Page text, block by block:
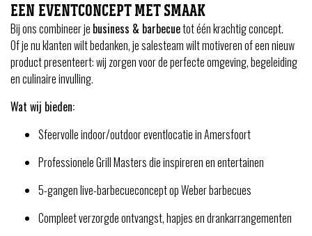
EEN EVENTCONCEPT MET SMAAK
Bij ons combineer je business & barbecuetot één krachtig concept.
Of je nu klanten wilt bedanken, je salesteam wilt motiveren of een nieuw
product presenteert: wij zorgen voor de perfecte omgeving, begeleiding
en culinaire invulling.
Wat wij bieden:
Sfeervolle indoor/outdoor eventlocatie in Amersfoort
Professionele Grill Masters die inspireren en entertainen
5-gangen live-barbecueconcept op Weber barbecues
Compleet verzorgde ontvangst, hapjes en drankarrangementen